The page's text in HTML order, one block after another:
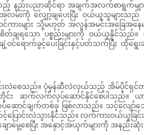
နည်းပညာဆိုင်ရာ အချက်အလက်စာရွက်များ
အလမ်းကို လျှော့ချပေးပြီး ဝယ်ယူသူမျာ
င်ကားများ သို့မဟုတ် အလွန်အမင်းအခြေအန
ျရသော ပစ္စည်းများကို ဝယ်ယူနိုင်သည်။
ရောက်ခွင့်ပေးခြင်းနှင့်ပတ်သက်ပြီး ထိုရွေ
ြောင်းလဲစေသည်။ ပုံမှန်ဆီလဲလှယ်သည့် အိမ်ပိုင်ရှ
အတိုင်း ဆက်လက်လုပ်ဆောင်နိုင်စေပါသည်။
ာင်ချက်တစ်ခု ဖြစ်လာသည်။ သင့်လျော်သ
ဆင့်ပြောင်းလဲသွားနိုင်သည်။ လက်ကားဝယ်ယူခြ
ာမွေ့စေပြီး အနှောင့်အယှက်များကို အနည်းဆုံ